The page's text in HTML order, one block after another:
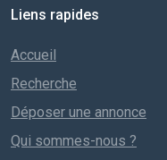
Liens rapides
Accueil
Recherche
Déposer une annonce
Qui sommes-nous ?